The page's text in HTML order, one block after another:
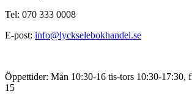
Tel: 070 333 0008
E-post: info@lyckselebokhandel.se
Öppettider: Mån 10:30-16 tis-tors 10:30-17:30,
15